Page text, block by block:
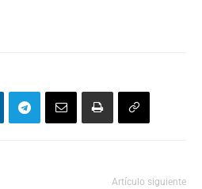
Artículo siguiente